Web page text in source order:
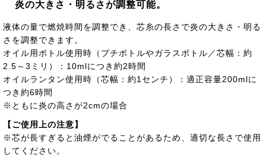
炎の大きさ・明るさが調整可能。
液体の量で燃焼時間を調整でき、芯糸の長さで炎の大きさ・明る
さを調整できます。
オイル用ボトル使用時（プチボトルやガラスボトル／芯幅：約
2.5～3ミリ）：10mlにつき約2時間
オイルランタン使用時（芯幅：約1センチ）：適正容量200mlに
つき約6時間
※ともに炎の高さが2cmの場合
【ご使用上の注意】
※芯が長すぎると油煙がでることがあるため、適切な長さで使用
してください。